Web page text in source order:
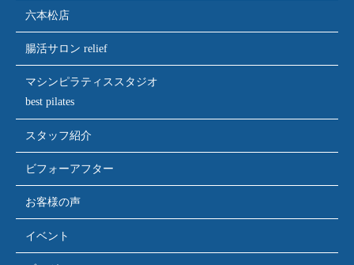
六本松店
腸活サロン relief
マシンピラティススタジオ
best pilates
スタッフ紹介
ビフォーアフター
お客様の声
イベント